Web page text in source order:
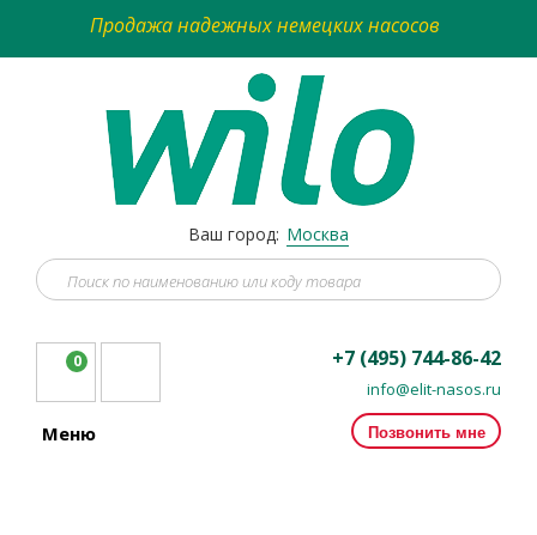
Продажа надежных немецких насосов
Ваш город: Москва
0 +7 (495) 744-86-42
info@elit-nasos.ru
Позвонить мне
Меню